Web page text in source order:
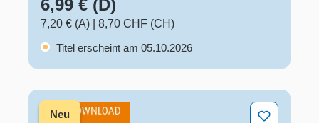
6,99 € (D)
7,20 € (A)
8,70 CHF (CH)
Titel erscheint am 05.10.2026
Heul leise - ist doch kein Mobbing!
Neu